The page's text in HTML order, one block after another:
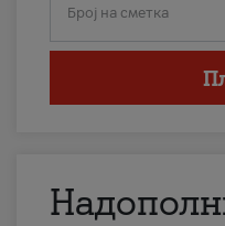
Број на сметка